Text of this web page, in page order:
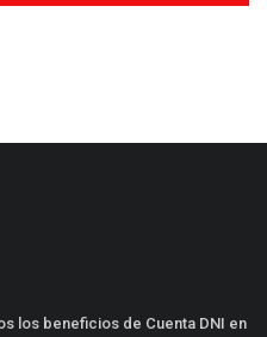
los beneficios de Cuenta DNI en